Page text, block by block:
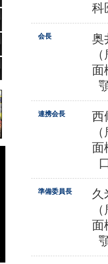
科
会長
面
連携会長
面
準備委員長
面